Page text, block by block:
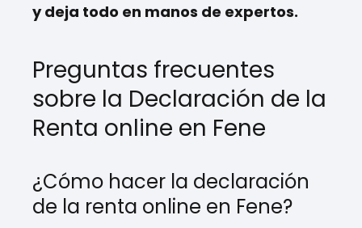
y deja todo en manos de expertos.
Preguntas frecuentes
sobre la Declaración de la
Renta online en Fene
¿Cómo hacer la declaración
de la renta online en Fene?